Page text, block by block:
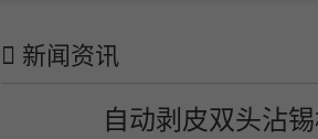
新闻资讯
自动剥皮双头沾